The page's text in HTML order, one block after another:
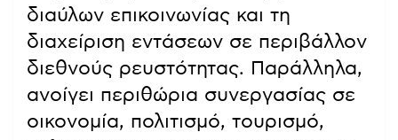
διαύλων επικοινωνίας και τη
διαχείριση εντάσεων σε περιβάλλον
διεθνούς ρευστότητας. Παράλληλα,
ανοίγει περιθώρια συνεργασίας σε
οικονομία, πολιτισμό, τουρισμό,